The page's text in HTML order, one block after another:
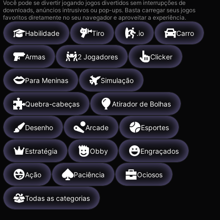
Você pode se divertir jogando jogos divertidos sem interrupções de
downloads, anúncios intrusivos ou pop-ups. Basta carregar seus jogos
favoritos diretamente no seu navegador e aproveitar a experiência.
Habilidade Tiro .io Carro
Armas 2 Jogadores Clicker
Para Meninas Simulação
Quebra-cabeças Atirador de Bolhas
Desenho Arcade Esportes
Estratégia Obby Engraçados
Ação Paciência Ociosos
Todas as categorias